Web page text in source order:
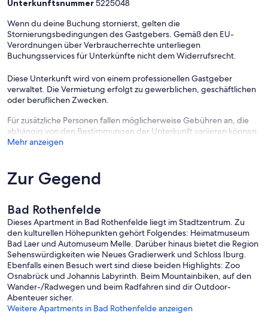
Unterkunftsnummer5225048
Wenn du deine Buchung stornierst, gelten die
Stornierungsbedingungen des Gastgebers. Gemäß den EU-
Verordnungen über Verbraucherrechte unterliegen
Buchungsservices für Unterkünfte nicht dem Widerrufsrecht.
Diese Unterkunft wird von einem professionellen Gastgeber
verwaltet. Die Vermietung erfolgt zu gewerblichen, geschäftlichen
oder beruflichen Zwecken.
Für zusätzliche Personen fallen möglicherweise Gebühren an, die
abhängig von den Bestimmungen der Unterkunft variieren können.
Mehr anzeigen
Zur Gegend
Bad Rothenfelde
Dieses Apartment in Bad Rothenfelde liegt im Stadtzentrum. Zu
den kulturellen Höhepunkten gehört Folgendes: Heimatmuseum
Bad Laer und Automuseum Melle. Darüber hinaus bietet die Region
Sehenswürdigkeiten wie Neues Gradierwerk und Schloss Iburg.
Ebenfalls einen Besuch wert sind diese beiden Highlights: Zoo
Osnabrück und Johannis Labyrinth. Beim Mountainbiken, auf den
Wander-/Radwegen und beim Radfahren sind dir Outdoor-
Abenteuer sicher.
Weitere Apartments in Bad Rothenfelde anzeigen